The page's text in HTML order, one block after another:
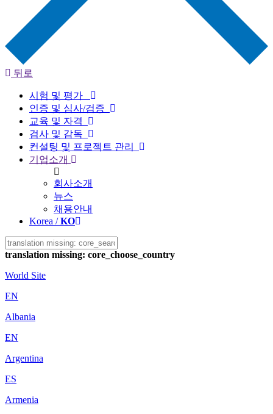
뒤로
시험 및 평가
인증 및 심사/검증
교육 및 자격
검사 및 감독
컨설팅 및 프로젝트 관리
기업소개
회사소개
뉴스
채용안내
Korea /KO
translation missing: core_choose_country
World Site
EN
Albania
EN
Argentina
ES
Armenia